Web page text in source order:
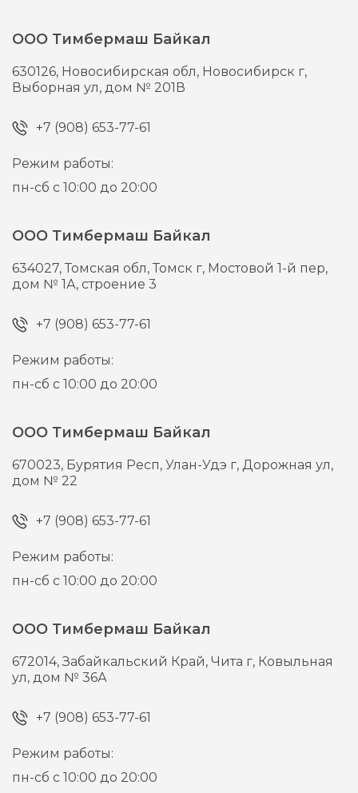
ООО Тимбермаш Байкал
630126, Новосибирская обл, Новосибирск г,
Выборная ул, дом № 201В
+7 (908) 653-77-61
Режим работы:
пн-сб с 10:00 до 20:00
ООО Тимбермаш Байкал
634027,Томская обл, Томск г, Мостовой 1-й пер,
дом № 1А, строение 3
+7 (908) 653-77-61
Режим работы:
пн-сб с 10:00 до 20:00
ООО Тимбермаш Байкал
670023, Бурятия Респ, Улан-Удэ г,Дорожная ул,
дом № 22
+7 (908) 653-77-61
Режим работы:
пн-сб с 10:00 до 20:00
ООО Тимбермаш Байкал
672014,Забайкальский Край, Чита г, Ковыльная
ул, дом № 36А
+7 (908) 653-77-61
Режим работы:
пн-сб с 10:00 до 20:00